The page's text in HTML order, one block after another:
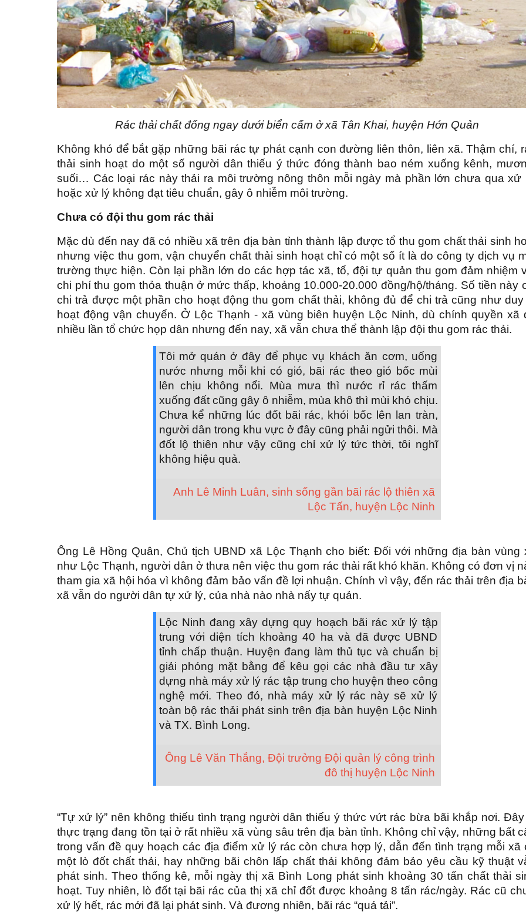
Rác thải chất đống ngay dưới biển cấm ở xã Tân Khai, huyện Hớn Quản
Không khó để bắt gặp những bãi rác tự phát cạnh con đường liên thôn, liên xã. Thậm chí,
thải sinh hoạt do một số người dân thiếu ý thức đóng thành bao ném xuống kênh,
suối… Các loại rác này thải ra môi trường nông thôn mỗi ngày mà phần lớn chưa qua xử
hoặc xử lý không đạt tiêu chuẩn, gây ô nhiễm môi trường.
Chưa có đội thu gom rác thải
Mặc dù đến nay đã có nhiều xã trên địa bàn tỉnh thành lập được tổ thu gom chất thải sinh
nhưng việc thu gom, vận chuyển chất thải sinh hoạt chỉ có một số ít là do công ty dịch vụ
trường thực hiện. Còn lại phần lớn do các hợp tác xã, tổ, đội tự quản thu gom đảm nhiệm
chi phí thu gom thỏa thuận ở mức thấp, khoảng 10.000-20.000 đồng/hộ/tháng. Số tiền này
chi trả được một phần cho hoạt động thu gom chất thải, không đủ để chi trả cũng như duy
hoạt động vận chuyển. Ở Lộc Thạnh - xã vùng biên huyện Lộc Ninh, dù chính quyền xã
nhiều lần tổ chức họp dân nhưng đến nay, xã vẫn chưa thể thành lập đội thu gom rác thải.
Tôi mở quán ở đây để phục vụ khách ăn cơm, uống
nước nhưng mỗi khi có gió, bãi rác theo gió bốc mùi
lên chịu không nổi. Mùa mưa thì nước rỉ rác thấm
xuống đất cũng gây ô nhiễm, mùa khô thì mùi khó chịu.
Chưa kể những lúc đốt bãi rác, khói bốc lên lan tràn,
người dân trong khu vực ở đây cũng phải ngửi thôi. Mà
đốt lộ thiên như vậy cũng chỉ xử lý tức thời, tôi nghĩ
không hiệu quả.
Anh Lê Minh Luân, sinh sống gần bãi rác lộ thiên xã
Lộc Tấn, huyện Lộc Ninh
Ông Lê Hồng Quân, Chủ tịch UBND xã Lộc Thạnh cho biết: Đối với những địa bàn vùng
như Lộc Thạnh, người dân ở thưa nên việc thu gom rác thải rất khó khăn. Không có đơn vị
tham gia xã hội hóa vì không đảm bảo vấn đề lợi nhuận. Chính vì vậy, đến rác thải trên địa
xã vẫn do người dân tự xử lý, của nhà nào nhà nấy tự quản.
Lộc Ninh đang xây dựng quy hoạch bãi rác xử lý tập
trung với diện tích khoảng 40 ha và đã được UBND
tỉnh chấp thuận. Huyện đang làm thủ tục và chuẩn bị
giải phóng mặt bằng để kêu gọi các nhà đầu tư xây
dựng nhà máy xử lý rác tập trung cho huyện theo công
nghệ mới. Theo đó, nhà máy xử lý rác này sẽ xử lý
toàn bộ rác thải phát sinh trên địa bàn huyện Lộc Ninh
và TX. Bình Long.
Ông Lê Văn Thắng, Đội trưởng Đội quản lý công trình
đô thị huyện Lộc Ninh
“Tự xử lý” nên không thiếu tình trạng người dân thiếu ý thức vứt rác bừa bãi khắp nơi. Đây
thực trạng đang tồn tại ở rất nhiều xã vùng sâu trên địa bàn tỉnh. Không chỉ vậy, những bất
trong vấn đề quy hoạch các địa điểm xử lý rác còn chưa hợp lý, dẫn đến tình trạng mỗi xã
một lò đốt chất thải, hay những bãi chôn lấp chất thải không đảm bảo yêu cầu kỹ thuật
phát sinh. Theo thống kê, mỗi ngày thị xã Bình Long phát sinh khoảng 30 tấn chất thải
hoạt. Tuy nhiên, lò đốt tại bãi rác của thị xã chỉ đốt được khoảng 8 tấn rác/ngày. Rác cũ
xử lý hết, rác mới đã lại phát sinh. Và đương nhiên, bãi rác “quá tải”.